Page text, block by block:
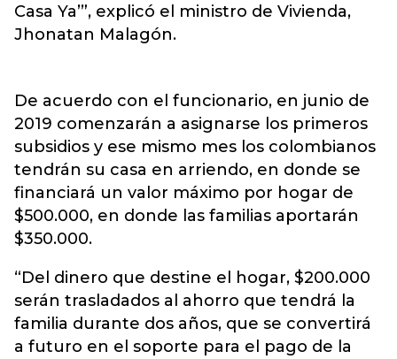
Casa Ya’”, explicó el ministro de Vivienda,
Jhonatan Malagón.
De acuerdo con el funcionario, en junio de
2019 comenzarán a asignarse los primeros
subsidios y ese mismo mes los colombianos
tendrán su casa en arriendo, en donde se
financiará un valor máximo por hogar de
$500.000, en donde las familias aportarán
$350.000.
“Del dinero que destine el hogar, $200.000
serán trasladados al ahorro que tendrá la
familia durante dos años, que se convertirá
a futuro en el soporte para el pago de la